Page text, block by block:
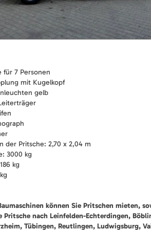
für 7 Personen
mit Kugelkopf
gelb
der Pritsche: 2,70 x 2,04 m
3000 kg
kg
können Sie Pritschen mieten,
Pritsche nach Leinfelden-Echterdingen,
Tübingen, Reutlingen, Ludwigsburg,